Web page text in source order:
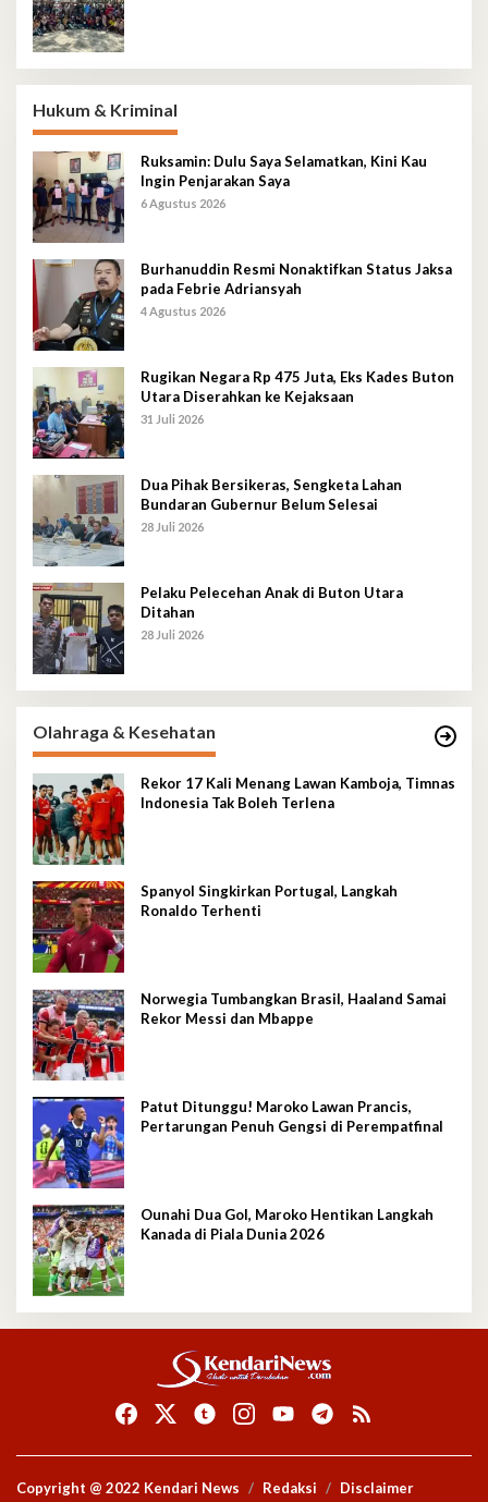
Hukum & Kriminal
Ruksamin: Dulu Saya Selamatkan, Kini Kau
Ingin Penjarakan Saya
6 Agustus 2026
Burhanuddin Resmi Nonaktifkan Status Jaksa
pada Febrie Adriansyah
4 Agustus 2026
Rugikan Negara Rp 475 Juta, Eks Kades Buton
Utara Diserahkan ke Kejaksaan
31 Juli 2026
Dua Pihak Bersikeras, Sengketa Lahan
Bundaran Gubernur Belum Selesai
28 Juli 2026
Pelaku Pelecehan Anak di Buton Utara
Ditahan
28 Juli 2026
Olahraga & Kesehatan
Rekor 17 Kali Menang Lawan Kamboja, Timnas
Indonesia Tak Boleh Terlena
Spanyol Singkirkan Portugal, Langkah
Ronaldo Terhenti
Norwegia Tumbangkan Brasil, Haaland Samai
Rekor Messi dan Mbappe
Patut Ditunggu! Maroko Lawan Prancis,
Pertarungan Penuh Gengsi di Perempatfinal
Ounahi Dua Gol, Maroko Hentikan Langkah
Kanada di Piala Dunia 2026
Copyright @ 2022 Kendari News Redaksi Disclaimer